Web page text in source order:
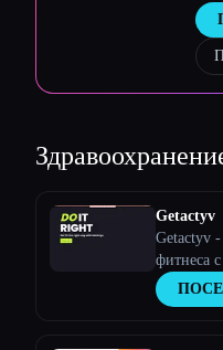
Getactyv
Getactyv
фитнеса